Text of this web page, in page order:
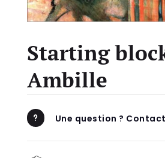
Starting
Ambille
u Une question ?